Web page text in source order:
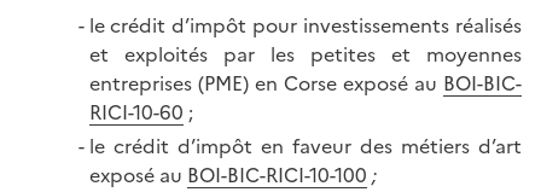
le crédit d’impôt pour investissements réalisés
et exploités par les petites et moyennes
entreprises (PME) en Corse exposé au BOI-BIC-
RICI-10-60 ;
le crédit d’impôt en faveur des métiers d’art
exposé au BOI-BIC-RICI-10-100 ;